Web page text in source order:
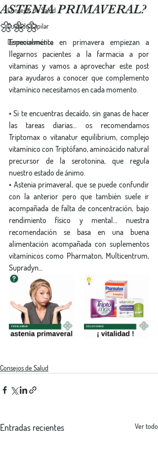
Consejos de Salud
Cuidado Capilar
Dermocosmética
ASTENIA PRIMAVERAL?
🌼🌼🌼
Especialmente en primavera empiezan a
llegarnos pacientes a la farmacia a por
vitaminas y vamos a aprovechar este post
para ayudaros a conocer que complemento
vitamínico necesitamos en cada momento.
• Si te encuentras decaído, sin ganas de hacer
las tareas diarias… os recomendamos
Triptomax o vitanatur equilibrium, complejo
vitamínico con Triptófano, aminoácido natural
precursor de la serotonina, que regula
nuestro estado de ánimo.
• Astenia primaveral, que se puede confundir
con la anterior pero que también suele ir
acompañada de falta de concentración, bajo
rendimiento físico y mental… nuestra
recomendación se basa en una buena
alimentación acompañada con suplementos
vitamínicos como Pharmaton, Multicentrum,
Supradyn…
Consejos de Salud
Entradas recientes Ver todo